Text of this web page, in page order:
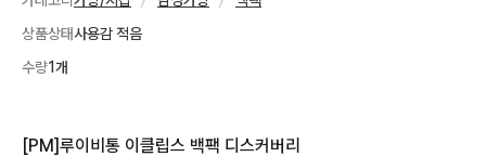
상품상태사용감 적음
수량1개
[PM]루이비통 이클립스 백팩 디스커버리